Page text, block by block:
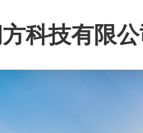
科技有限